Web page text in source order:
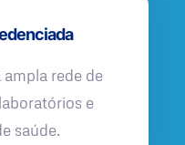
ampla rede de
e
saúde.